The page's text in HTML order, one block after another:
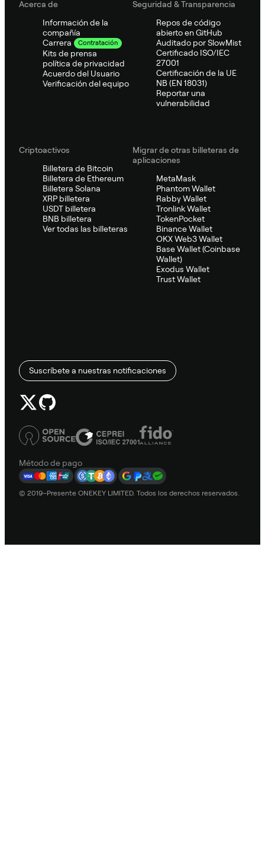
Acerca de
Información de la
compañía
Carrera
Contratación
Kits de prensa
política de privacidad
Acuerdo del Usuario
Verificación del equipo
Seguridad & Transparencia
Repos de código
abierto en GitHub
Auditado por SlowMist
Certificado ISO/IEC
27001
Certificación de la UE
NB (EN 18031)
Reportar una
vulnerabilidad
Criptoactivos
Billetera de Bitcoin
Billetera de Ethereum
Billetera Solana
XRP billetera
USDT billetera
BNB billetera
Ver todas las billeteras
Migrar de otras billeteras de
aplicaciones
MetaMask
Phantom Wallet
Rabby Wallet
Tronlink Wallet
TokenPocket
Binance Wallet
OKX Web3 Wallet
Base Wallet (Coinbase
Wallet)
Exodus Wallet
Trust Wallet
Suscríbete a nuestras notificaciones
Método de pago
© 2019–Presente ONEKEY LIMITED. Todos los derechos reservados.